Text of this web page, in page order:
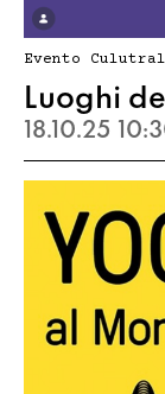
Evento
Luoghi
18.10.25